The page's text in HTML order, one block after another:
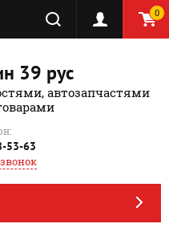
0
39 рус
автозапчастями
53-63